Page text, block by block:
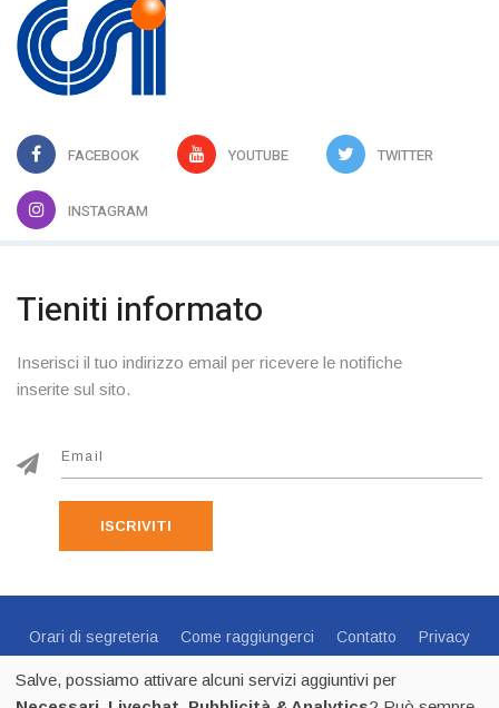
FACEBOOK YOUTUBE TWITTER
INSTAGRAM
Tieniti informato
Inserisci il tuo indirizzo email per ricevere le notifiche
inserite sul sito.
ISCRIVITI
Orari di segreteria Come raggiungerci Contatto
Privacy
Salve, possiamo attivare alcuni servizi aggiuntivi per